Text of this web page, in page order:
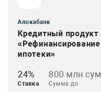
Алокабанк
Кредитный продукт
«Рефинансирование
ипотеки»
24%
Ставка
800 млн сум
Сумма до